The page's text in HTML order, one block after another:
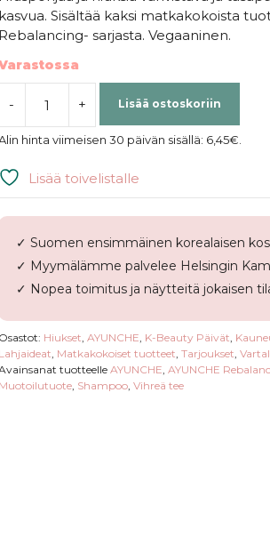
kasvua. Sisältää kaksi matkakokoista
Rebalancing- sarjasta. Vegaaninen.
-
AYUNCHE
Mini
Kit
+ Lisää ostoskoriin
hinta viimeisen 30 päivän sisällä: 6,45€
Lisää toivelistalle
✓ Suomen ensimmäinen korealaisen
✓ Myymälämme palvelee Helsingin
✓ Nopea toimitus ja näytteitä jokaisen
Osastot: Hiukset AYUNCHE K-Beauty Päivät
Lahjaideat Matkakokoiset tuotteet Tarjoukset
tuotteelleAYUNCHE AYUNCHE
Muotoilutuote, Shampoo, Vihreä tee